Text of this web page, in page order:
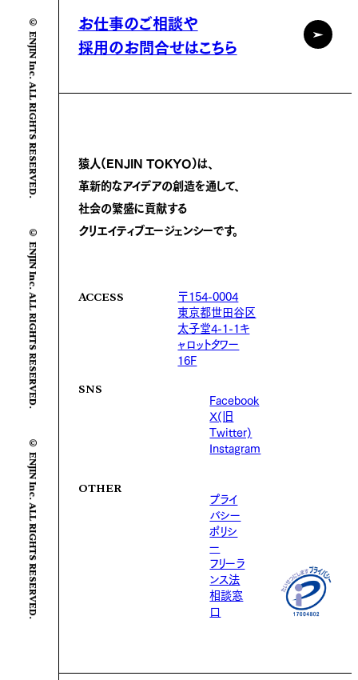
© ENJIN Inc. ALL RIGHTS RESERVED.
© ENJIN Inc. ALL RIGHTS RESERVED.
© ENJIN Inc. ALL RIGHTS RESERVED.
お仕事のご相談や
採用のお問合せはこちら
猿人(ENJIN TOKYO)は、
革新的なアイデアの創造を通して、
社会の繁盛に貢献する
クリエイティブエージェンシーです。
ACCESS
〒154-0004
東京都世田谷区
太子堂4-1-1キ
ャロットタワー
16F
SNS
Facebook
X(旧
Twitter)
Instagram
OTHER
プライ
バシー
ポリシ
ー
フリーラ
ンス法
相談窓
口